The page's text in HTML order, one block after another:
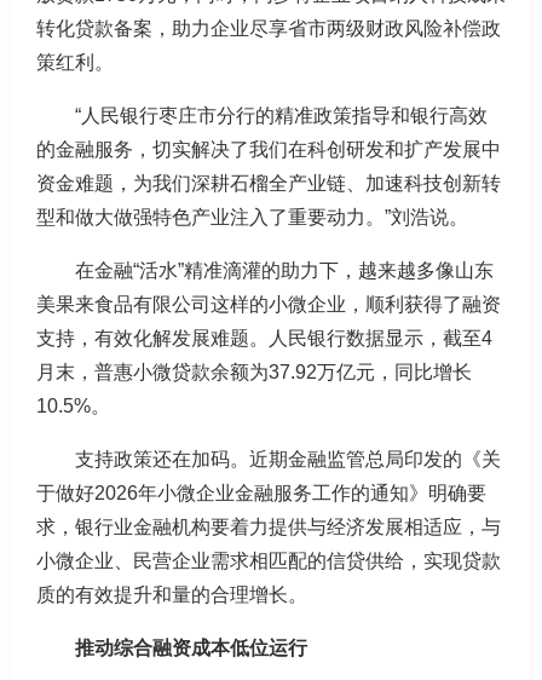
转化贷款备案，助力企业尽享省市两级财政风险补偿政
策红利。
“人民银行枣庄市分行的精准政策指导和银行高效
的金融服务，切实解决了我们在科创研发和扩产发展中
资金难题，为我们深耕石榴全产业链、加速科技创新转
型和做大做强特色产业注入了重要动力。”刘浩说。
在金融“活水”精准滴灌的助力下，越来越多像山东
美果来食品有限公司这样的小微企业，顺利获得了融资
支持，有效化解发展难题。人民银行数据显示，截至4
月末，普惠小微贷款余额为37.92万亿元，同比增长
10.5%。
支持政策还在加码。近期金融监管总局印发的《关
于做好2026年小微企业金融服务工作的通知》明确要
求，银行业金融机构要着力提供与经济发展相适应，与
小微企业、民营企业需求相匹配的信贷供给，实现贷款
质的有效提升和量的合理增长。
推动综合融资成本低位运行